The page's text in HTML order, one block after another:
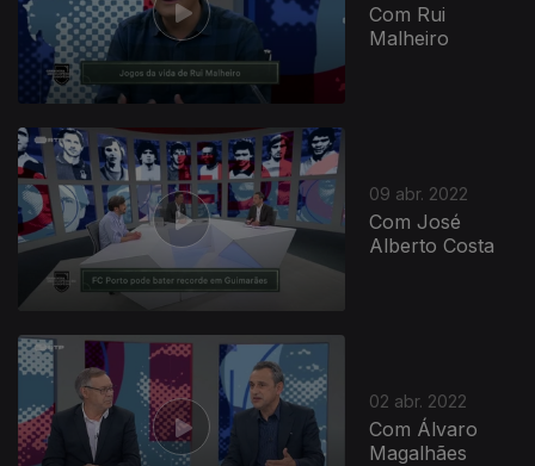
Com Rui
Malheiro
09 abr. 2022
Com José
Alberto Costa
02 abr. 2022
Com Álvaro
Magalhães